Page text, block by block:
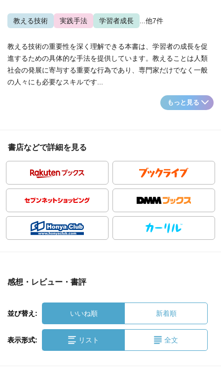
教える技術 実践手法 学習者成長 ...他7件
教える技術の重要性を深く理解できる本書は、学習者の成長を促
進するための具体的な手法を提供しています。教えることは人類
社会の発展に寄与する重要な行為であり、専門家だけでなく一般
の人々にも必要なスキルです...
もっと見る
書店などで詳細を見る
感想・レビュー・書評
並び替え: いいね順 新着順
表示形式: リスト 全文